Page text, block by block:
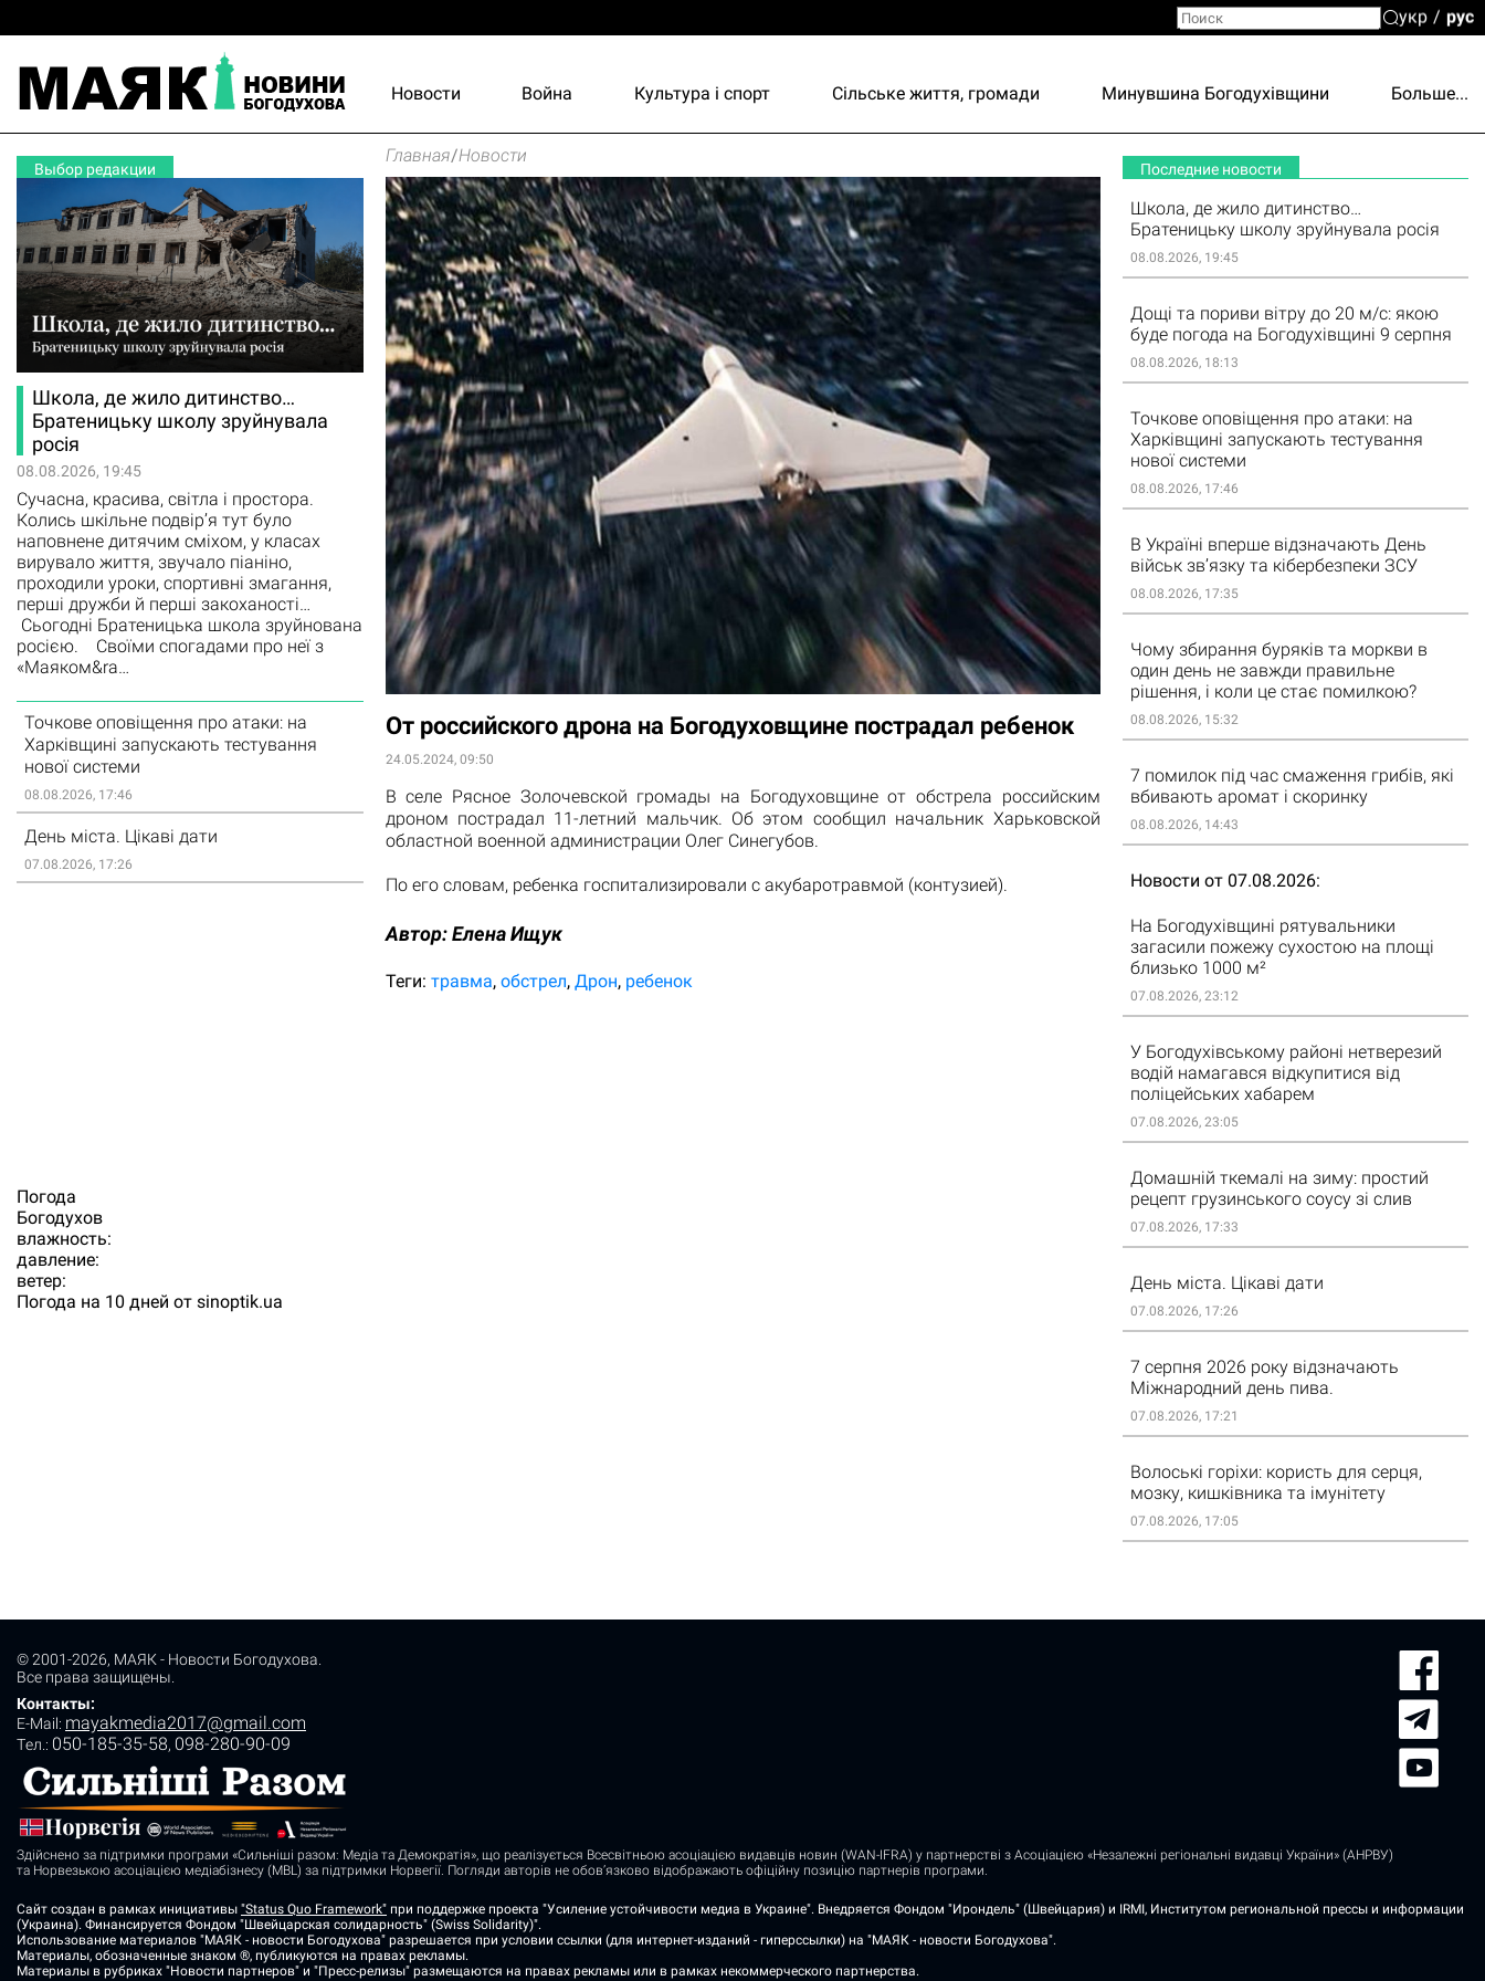
укр рус
Новости Война Культура і спорт Сільське життя, громади Минувшина Богодухівщини Больше...
Выбор редакции
Школа, де жило дитинство…
Братеницьку школу зруйнувала
росія
08.08.2026, 19:45
Сучасна, красива, світла і простора.
Колись шкільне подвір’я тут було
наповнене дитячим сміхом, у класах
вирувало життя, звучало піаніно,
проходили уроки, спортивні змагання,
перші дружби й перші закоханості…
Сьогодні Братеницька школа зруйнована
росією. Своїми спогадами про неї з
«Маяком&ra…
Точкове оповіщення про атаки: на
Харківщині запускають тестування
нової системи
08.08.2026, 17:46
День міста. Цікаві дати
07.08.2026, 17:26
Погода
Богодухов
влажность:
давление:
ветер:
Погода на 10 дней от sinoptik.ua
Главная/Новости
От российского дрона на Богодуховщине пострадал ребенок
24.05.2024, 09:50
В селе Рясное Золочевской громады на Богодуховщине от обстрела российским
дроном пострадал 11-летний мальчик. Об этом сообщил начальник Харьковской
областной военной администрации Олег Синегубов.
По его словам, ребенка госпитализировали с акубаротравмой (контузией).
Автор:Елена Ищук
Теги: травма обстрел Дрон ребенок
Последние новости
Школа, де жило дитинство…
Братеницьку школу зруйнувала росія
08.08.2026, 19:45
Дощі та пориви вітру до 20 м/с: якою
буде погода на Богодухівщині 9 серпня
08.08.2026, 18:13
Точкове оповіщення про атаки: на
Харківщині запускають тестування
нової системи
08.08.2026, 17:46
В Україні вперше відзначають День
військ зв’язку та кібербезпеки ЗСУ
08.08.2026, 17:35
Чому збирання буряків та моркви в
один день не завжди правильне
рішення, і коли це стає помилкою?
08.08.2026, 15:32
7 помилок під час смаження грибів, які
вбивають аромат і скоринку
08.08.2026, 14:43
Новости от 07.08.2026
На Богодухівщині рятувальники
загасили пожежу сухостою на площі
близько 1000 м²
07.08.2026, 23:12
У Богодухівському районі нетверезий
водій намагався відкупитися від
поліцейських хабарем
07.08.2026, 23:05
Домашній ткемалі на зиму: простий
рецепт грузинського соусу зі слив
07.08.2026, 17:33
День міста. Цікаві дати
07.08.2026, 17:26
7 серпня 2026 року відзначають
Міжнародний день пива.
07.08.2026, 17:21
Волоські горіхи: користь для серця,
мозку, кишківника та імунітету
07.08.2026, 17:05
© 2001-2026, МАЯК - Новости Богодухова
Все права защищены.
Контакты:
E-Mail: mayakmedia2017@gmail.com
Tел.: 050-185-35-58, 098-280-90-09
Здійснено за підтримки програми «Сильніші разом: Медіа та Демократія», що реалізується Всесвітньою асоціацією видавців новин (WAN-IFRA) у партнерстві з Асоціацією «Незалежні регіональні видавці України» (АНРВУ)
та Норвезькою асоціацією медіабізнесу (MBL) за підтримки Норвегії. Погляди авторів не обов’язково відображають офіційну позицію партнерів програми.
Сайт создан в рамках инициативы "Status Quo Framework" при поддержке проекта "Усиление устойчивости медиа в Украине". Внедряется Фондом "Ирондель" (Швейцария) и IRMI, Институтом региональной прессы и информации
(Украина). Финансируется Фондом "Швейцарская солидарность" (Swiss Solidarity)".
Использование материалов "МАЯК - новости Богодухова" разрешается при условии ссылки (для интернет-изданий - гиперссылки) на "МАЯК - новости Богодухова".
Материалы, обозначенные знаком ®, публикуются на правах рекламы.
Материалы в рубриках "Новости партнеров" и "Пресс-релизы" размещаются на правах рекламы или в рамках некоммерческого партнерства.